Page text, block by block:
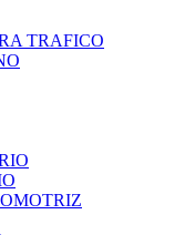
TRAFICO